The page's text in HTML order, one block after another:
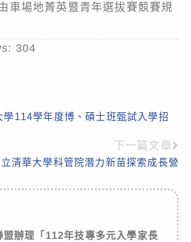
車場地菁英暨青年選拔賽競賽規
304
學114學年度博、碩士班甄試入學招
下一篇文章
立清華大學科管院潛力新苗探索成長營
盟辦理「112年技專多元入學家長